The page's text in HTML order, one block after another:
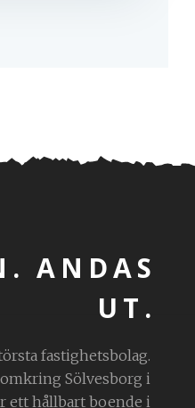
ANDAS
UT.
fastighetsbolag.
Sölvesborg i
ett hållbart boende i